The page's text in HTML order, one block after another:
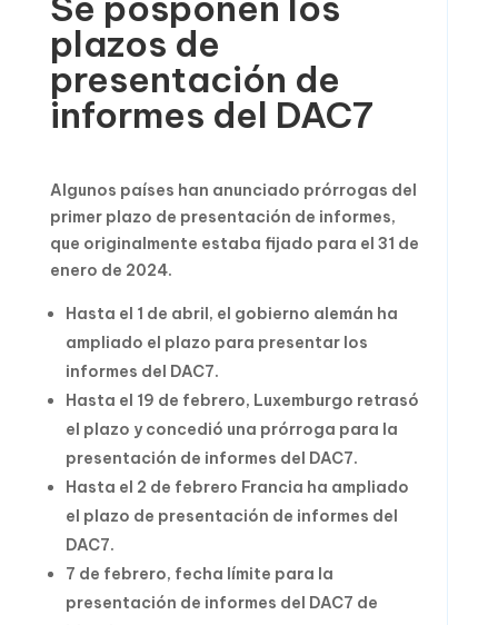
plazos de
presentación de
informes del DAC7
Algunos países han anunciado prórrogas del
primer plazo de presentación de informes,
que originalmente estaba fijado para el 31 de
enero de 2024.
Hasta el 1 de abril, el gobierno alemán ha
ampliado el plazo para presentar los
informes del DAC7.
Hasta el 19 de febrero, Luxemburgo retrasó
el plazo y concedió una prórroga para la
presentación de informes del DAC7.
Hasta el 2 de febrero Francia ha ampliado
el plazo de presentación de informes del
DAC7.
7 de febrero, fecha límite para la
presentación de informes del DAC7 de